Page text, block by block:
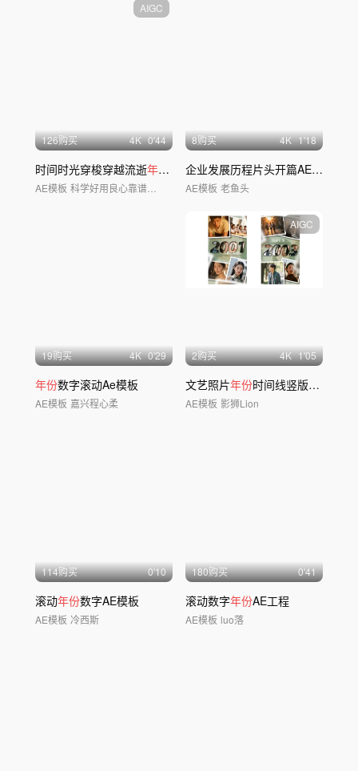
AIGC
126购买 4K 0'44
时间时光穿梭穿越流逝年代变迁年份流逝片头
AE模板
8购买 4K 1'18
企业发展历程片头开篇AE模板
AE模板 老鱼头
19购买 4K 0'29
年份数字滚动Ae模板
AE模板 嘉兴程心柔
AIGC
2购买 4K 1'05
文艺照片年份时间线竖版图文
AE模板 影狮Lion
114购买 0'10
滚动年份数字AE模板
AE模板 冷西斯
180购买 0'41
滚动数字年份AE工程
AE模板 luo落